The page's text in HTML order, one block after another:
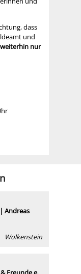
dass
und
nur
Andreas
Wolkenstein